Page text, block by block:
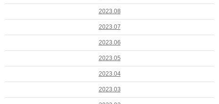
2023.08
2023.07
2023.06
2023.05
2023.04
2023.03